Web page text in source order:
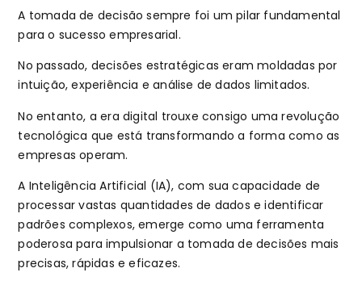
A tomada de decisão sempre foi um pilar fundamental
para o sucesso empresarial.
No passado, decisões estratégicas eram moldadas por
intuição, experiência e análise de dados limitados.
No entanto, a era digital trouxe consigo uma revolução
tecnológica que está transformando a forma como as
empresas operam.
A Inteligência Artificial (IA), com sua capacidade de
processar vastas quantidades de dados e identificar
padrões complexos, emerge como uma ferramenta
poderosa para impulsionar a tomada de decisões mais
precisas, rápidas e eficazes.